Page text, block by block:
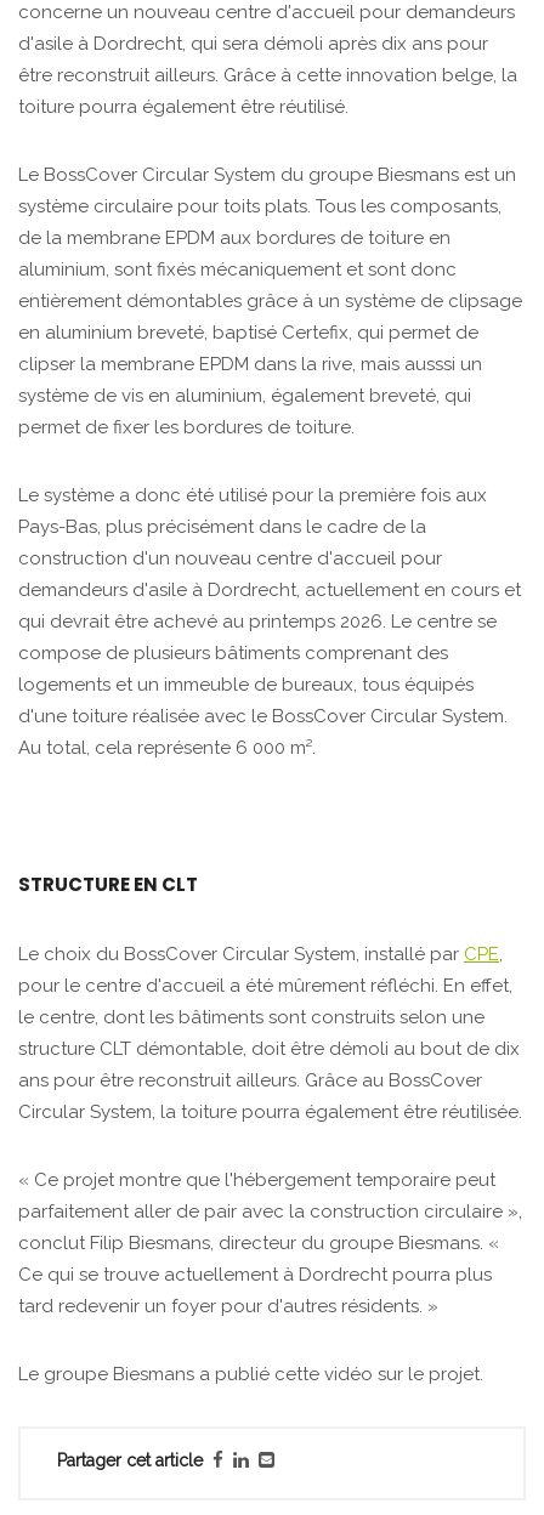
concerne un nouveau centre d'accueil pour demandeurs
d'asile à Dordrecht, qui sera démoli après dix ans pour
être reconstruit ailleurs. Grâce à cette innovation belge, la
toiture pourra également être réutilisé.
Le BossCover Circular System du groupe Biesmans est un
système circulaire pour toits plats. Tous les composants,
de la membrane EPDM aux bordures de toiture en
aluminium, sont fixés mécaniquement et sont donc
entièrement démontables grâce à un système de clipsage
en aluminium breveté, baptisé Certefix, qui permet de
clipser la membrane EPDM dans la rive, mais ausssi un
système de vis en aluminium, également breveté, qui
permet de fixer les bordures de toiture.
Le système a donc été utilisé pour la première fois aux
Pays-Bas, plus précisément dans le cadre de la
construction d'un nouveau centre d'accueil pour
demandeurs d'asile à Dordrecht, actuellement en cours et
qui devrait être achevé au printemps 2026. Le centre se
compose de plusieurs bâtiments comprenant des
logements et un immeuble de bureaux, tous équipés
d'une toiture réalisée avec le BossCover Circular System.
Au total, cela représente 6 000 m².
STRUCTURE EN CLT
Le choix du BossCover Circular System, installé par CPE,
pour le centre d'accueil a été mûrement réfléchi. En effet,
le centre, dont les bâtiments sont construits selon une
structure CLT démontable, doit être démoli au bout de dix
ans pour être reconstruit ailleurs. Grâce au BossCover
Circular System, la toiture pourra également être réutilisée.
« Ce projet montre que l'hébergement temporaire peut
parfaitement aller de pair avec la construction circulaire »,
conclut Filip Biesmans, directeur du groupe Biesmans. «
Ce qui se trouve actuellement à Dordrecht pourra plus
tard redevenir un foyer pour d'autres résidents. »
Le groupe Biesmans a publié cette vidéo sur le projet.
Partager cet article